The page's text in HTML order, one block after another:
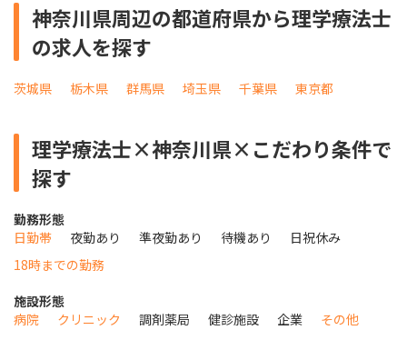
神奈川県周辺の都道府県から理学療法士
の求人を探す
茨城県 栃木県 群馬県 埼玉県 千葉県 東京都
理学療法士×神奈川県×こだわり条件で
探す
勤務形態
日勤帯
夜勤あり 準夜勤あり 待機あり
日祝休み
18時までの勤務
施設形態
病院
クリニック 調剤薬局 健診施設 企業 その他